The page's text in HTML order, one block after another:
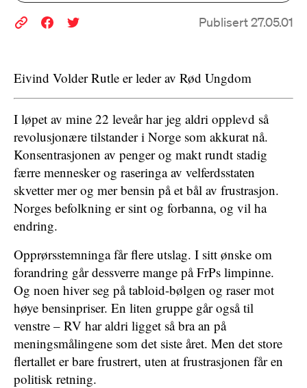
Publisert 27.05.01
Eivind Volder Rutle er leder av Rød Ungdom
I løpet av mine 22 leveår har jeg aldri opplevd så
revolusjonære tilstander i Norge som akkurat nå.
Konsentrasjonen av penger og makt rundt stadig
færre mennesker og raseringa av velferdsstaten
skvetter mer og mer bensin på et bål av frustrasjon.
Norges befolkning er sint og forbanna, og vil ha
endring.
Opprørsstemninga får flere utslag. I sitt ønske om
forandring går dessverre mange på FrPs limpinne.
Og noen hiver seg på tabloid-bølgen og raser mot
høye bensinpriser. En liten gruppe går også til
venstre – RV har aldri ligget så bra an på
meningsmålingene som det siste året. Men det store
flertallet er bare frustrert, uten at frustrasjonen får en
politisk retning.